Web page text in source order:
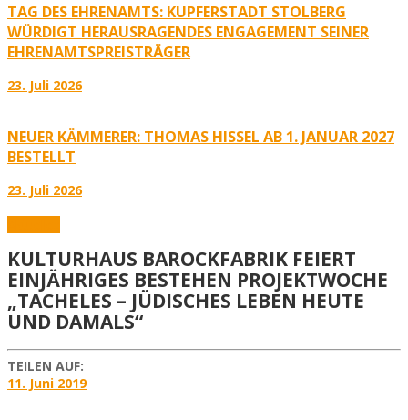
TAG DES EHRENAMTS: KUPFERSTADT STOLBERG
WÜRDIGT HERAUSRAGENDES ENGAGEMENT SEINER
EHRENAMTSPREISTRÄGER
23. Juli 2026
NEUER KÄMMERER: THOMAS HISSEL AB 1. JANUAR 2027
BESTELLT
23. Juli 2026
KULTURHAUS BAROCKFABRIK FEIERT
EINJÄHRIGES BESTEHEN PROJEKTWOCHE
„TACHELES – JÜDISCHES LEBEN HEUTE
UND DAMALS“
TEILEN AUF:
11. Juni 2019